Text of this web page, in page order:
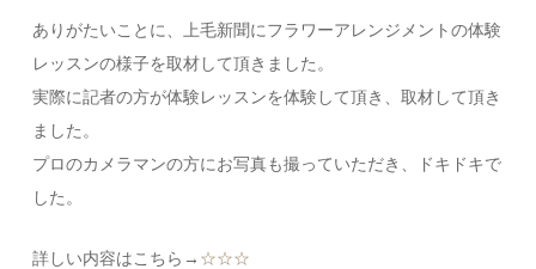
ありがたいことに、上毛新聞にフラワーアレンジメントの体験
レッスンの様子を取材して頂きました。
実際に記者の方が体験レッスンを体験して頂き、取材して頂き
ました。
プロのカメラマンの方にお写真も撮っていただき、ドキドキで
した。
詳しい内容はこちら→ ☆☆☆